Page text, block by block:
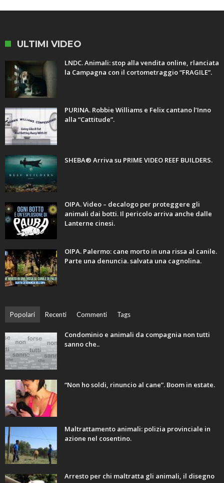
ULTIMI VIDEO
LNDC. Animali: stop alla vendita online, rlanciata
la Campagna con il cortometraggio “FRAGILE”.
PURINA. Robbie Williams e Felix cantano l’Inno
alla “Cattitude”.
SHEBA® Arriva su PRIME VIDEO REEF BUILDERS.
OIPA. Video – decalogo per proteggere gli
animali dai botti. Il pericolo arriva anche dalle
Lanterne cinesi.
OIPA. Palermo: cane morto in una rissa al canile.
Parte una denuncia. salvata una cagnolina.
Popolari Recenti Commenti Tags
Condominio e animali da compagnia non tutti
sanno che..
“Non ho soldi, rinuncio al cane”. Boom in estate.
Maltrattamento animali: polizia provinciale in
azione nel cosentino.
Arresto per chi maltratta gli animali, il disegno